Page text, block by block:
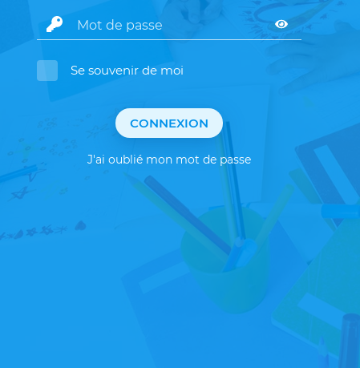
Se souvenir de moi
CONNEXION
J'ai oublié mon mot de passe